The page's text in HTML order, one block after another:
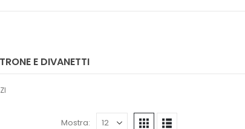
E DIVANETTI
Mostra: